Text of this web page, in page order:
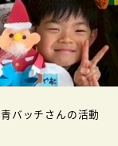
青バッチさんの活動